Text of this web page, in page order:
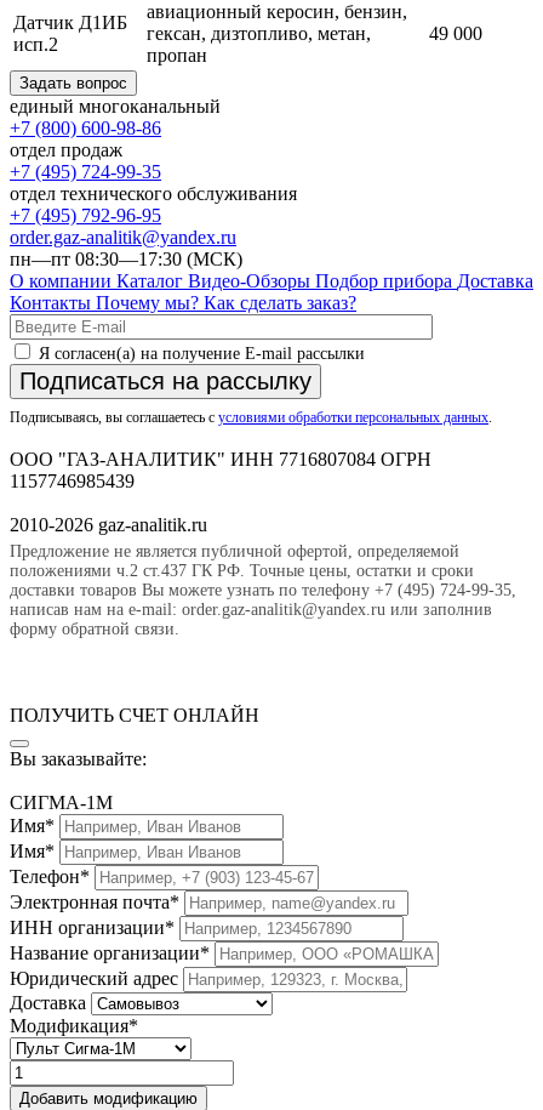
Датчик Д1ИБ
исп.2
авиационный керосин, бензин,
гексан, дизтопливо, метан,
пропан
49 000
Задать вопрос
единый многоканальный
+7 (800) 600-98-86
отдел продаж
+7 (495) 724-99-35
отдел технического обслуживания
+7 (495) 792-96-95
order.gaz-analitik@yandex.ru
пн—пт 08:30—17:30 (МСК)
О компании Каталог Видео-Обзоры Подбор прибора Доставка
Контакты Почему мы? Как сделать заказ?
Я согласен(а) на получение E-mail рассылки
Подписаться на рассылку
Подписываясь, вы соглашаетесь с условиями обработки персональных данных.
ООО "ГАЗ-АНАЛИТИК" ИНН 7716807084 ОГРН
1157746985439
2010-2026 gaz-analitik.ru
Предложение не является публичной офертой, определяемой
положениями ч.2 ст.437 ГК РФ. Точные цены, остатки и сроки
доставки товаров Вы можете узнать по телефону +7 (495) 724-99-35,
написав нам на e-mail: order.gaz-analitik@yandex.ru или заполнив
форму обратной связи.
ПОЛУЧИТЬ СЧЕТ ОНЛАЙН
Вы заказывайте:
СИГМА-1М
Имя*
Имя*
Телефон*
Электронная почта*
ИНН организации*
Название организации*
Юридический адрес
Доставка
Модификация*
Добавить модификацию